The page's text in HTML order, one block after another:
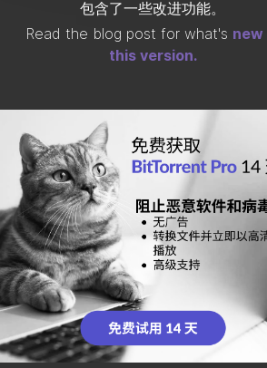
包含了一些改进功能。
Read the blog post for what's new
this version.